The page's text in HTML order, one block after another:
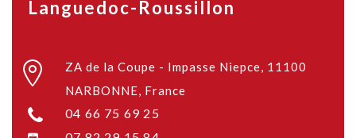
Languedoc-Roussillon
ZA de la Coupe - Impasse Niepce, 11100
NARBONNE, France
04 66 75 69 25